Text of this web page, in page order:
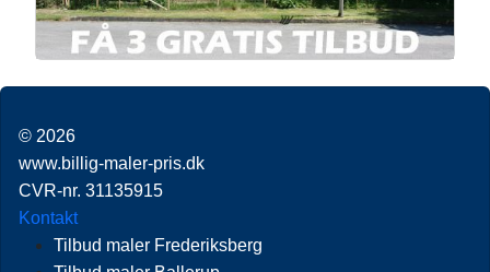
© 2026
www.billig-maler-pris.dk
CVR-nr. 31135915
Kontakt
Tilbud maler Frederiksberg